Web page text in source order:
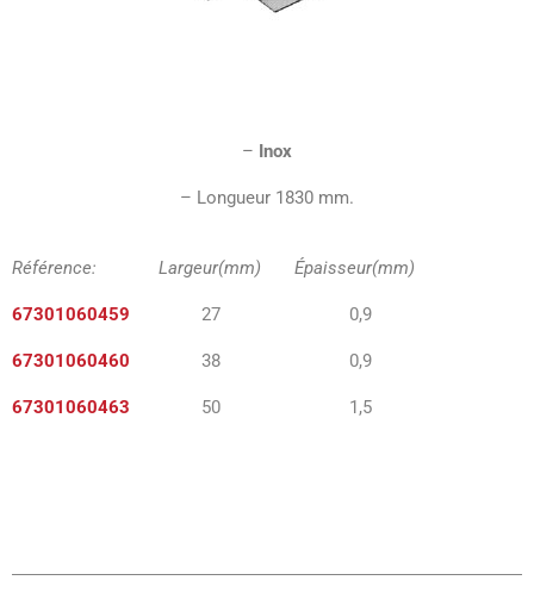
– Inox
– Longueur 1830 mm.
Référence: Largeur(mm) Épaisseur(mm)
67301060459 27 0,9
67301060460 38 0,9
67301060463 50 1,5